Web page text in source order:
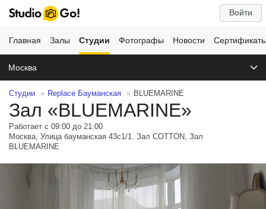
Войти
Главная Залы Студии Фотографы Новости
Москва
Студии Replace Бауманская BLUEMARINE
Зал «BLUEMARINE»
Работает с 09:00 до 21:00
Москва, Улица бауманская 43с1/1. Зал COTTON, Зал
BLUEMARINE